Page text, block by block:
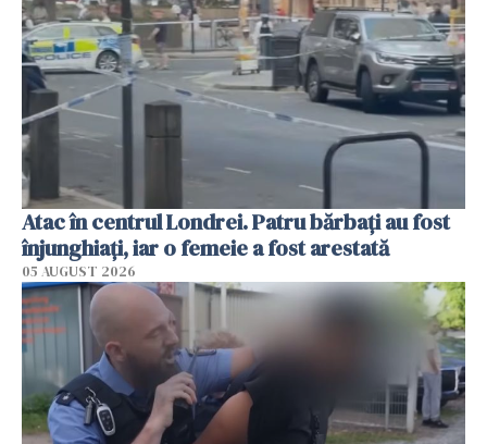
Atac în centrul Londrei. Patru bărbați au fost
înjunghiați, iar o femeie a fost arestată
05 AUGUST 2026